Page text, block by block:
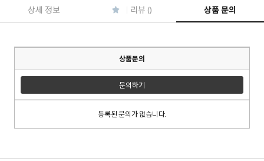
상세 정보 리뷰 () 상품 문의
상품문의
문의하기
등록된 문의가 없습니다.